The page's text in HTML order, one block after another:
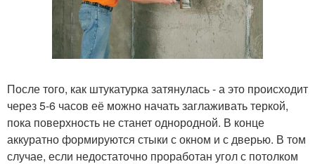
После того, как штукатурка затянулась - а это происходит
через 5-6 часов её можно начать заглаживать теркой,
пока поверхность не станет однородной. В конце
аккуратно формируются стыки с окном и с дверью. В том
случае, если недостаточно проработан угол с потолком